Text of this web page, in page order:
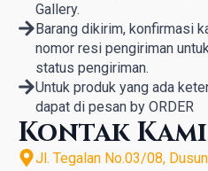
Gallery.
Barang dikirim, konfirmasi
nomor resi pengiriman
status pengiriman.
Untuk produk yang ada
dapat di pesan by ORDER
Kontak Kami
Jl. Tegalan No.03/08,